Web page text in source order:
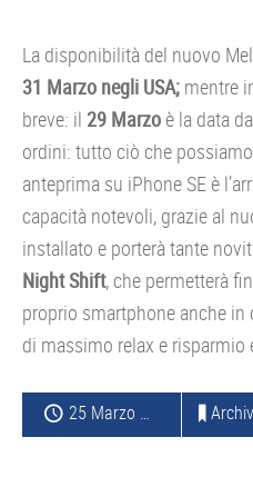
La disponibilità del nuovo
31 Marzo negli USA; mentre
breve: il 29 Marzo è la data
ordini: tutto ciò che
anteprima su iPhone SE è
capacità notevoli, grazie al
installato e porterà tante
Night Shift, che permetterà
proprio smartphone anche
di massimo relax e risparmio
25 Marzo 2016